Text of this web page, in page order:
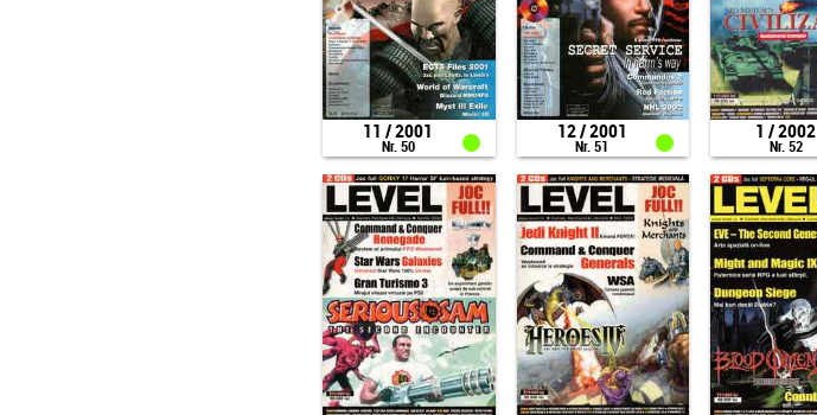
11 / 2001
Nr. 50
12 / 2001
Nr. 51
1 / 2002
Nr. 52